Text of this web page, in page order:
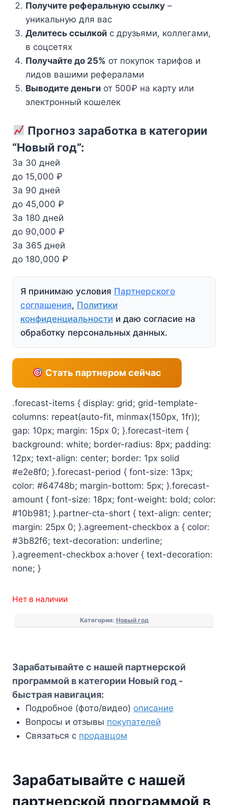
Получите реферальную ссылку–
уникальную для вас
Делитесь ссылкойс друзьями, коллегами,
в соцсетях
Получайте до 25% от покупок тарифов и
лидов вашими рефералами
Выводите деньгиот 500₽ на карту или
электронный кошелек
Прогноз заработка в категории
“Новый год”:
За 30 дней
до 15,000 ₽
За 90 дней
до 45,000 ₽
За 180 дней
до 90,000 ₽
За 365 дней
до 180,000 ₽
Я принимаю условия Партнерского
соглашения, Политики
конфиденциальности и даю согласие на
обработку персональных данных.
Стать партнером сейчас
.forecast-items { display: grid; grid-template-
columns: repeat(auto-fit, minmax(150px, 1fr));
gap: 10px; margin: 15px 0; }.forecast-item {
background: white; border-radius: 8px; padding:
12px; text-align: center; border: 1px solid
#e2e8f0; }.forecast-period { font-size: 13px;
color: #64748b; margin-bottom: 5px; }.forecast-
amount { font-size: 18px; font-weight: bold; color:
#10b981; }.partner-cta-short { text-align: center;
margin: 25px 0; }.agreement-checkbox a { color:
#3b82f6; text-decoration: underline;
}.agreement-checkbox a:hover { text-decoration:
none; }
Нет в наличии
Категория: Новый год
Зарабатывайте с нашей партнерской
программой в категории Новый год -
быстрая навигация:
Подробное (фото/видео) описание
Вопросы и отзывы покупателей
Связаться с продавцом
Зарабатывайте с нашей
партнерской программой в